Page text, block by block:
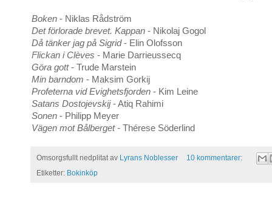
Boken - Niklas Rådström
Det förlorade brevet. Kappan - Nikolaj Gogol
Då tänker jag på Sigrid- Elin Olofsson
Flickan i Clèves - Marie Darrieussecq
Göra gott- Trude Marstein
Min barndom - Maksim Gorkij
Profeterna vid Evighetsfjorden - Kim Leine
Satans Dostojevskij- Atiq Rahimi
Sonen - Philipp Meyer
Vägen mot Bålberget - Thérese Söderlind
Omsorgsfullt nedplitat av Lyrans Noblesser
10 kommentarer:
Etiketter: Bokinköp